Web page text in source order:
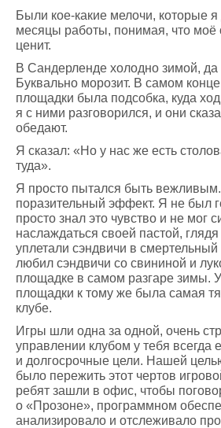
Были кое-какие мелочи, которые
месяцы работы, понимая, что моё
ценит.
В Сандерленде холодно зимой, да
Буквально морозит. В самом
площадки была подсобка, куда
я с ними разговорился, и они
обедают.
Я сказал: «Но у нас же есть
туда».
Я просто пытался быть
поразительный эффект. Я не был
просто знал это чувство и не мог
наслаждаться своей пастой,
уплетали сэндвичи в
любил сэндвичи со свининой и
площадке в самом разгаре зимы.
площадки к тому же была самая
клубе.
Игры шли одна за одной, очень
управлении клубом у тебя всегда
и долгосрочные цели. Нашей
было пережить этот чертов
ребят зашли в офис, чтобы
о «Прозоне», программном
анализировало и отслеживало